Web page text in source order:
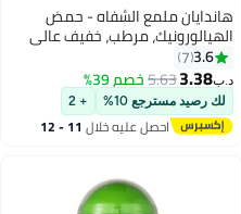
7
هاندايان ملمع الشفاه - حمض
الهيالورونيك، مرطب، خفيف عالي
اللمعان، غير لزج، ناعم ومرطب،
الماس المطحون، معالجة الشفاه
العارية، التوهج، الزيت، الصقيل،
البلسم، أنابيب ملمع رفع لامعة
3.6
7
د.ب‏3.38
5.63خصم 39%
لك رصيد مسترجع 10% + 2
احصل عليه خلال 11 - 12